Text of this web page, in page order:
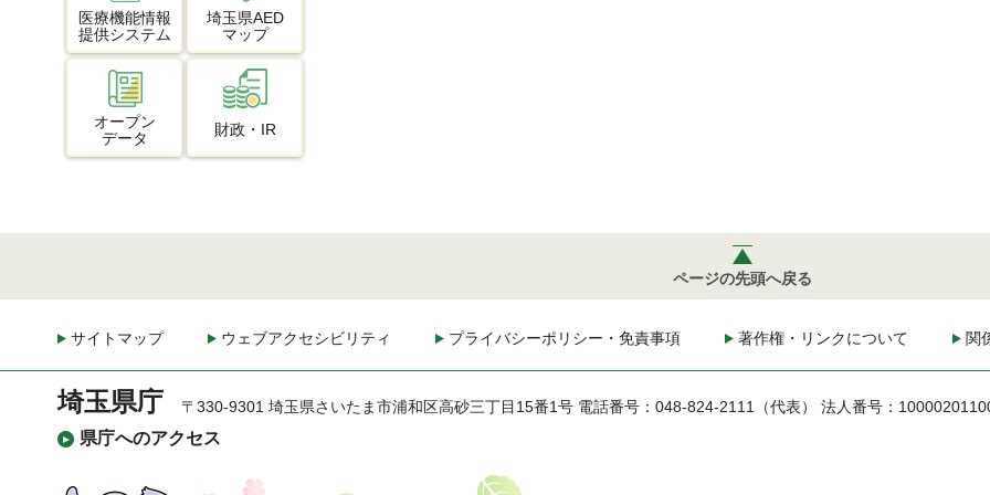
医療機能情報
提供システム
埼玉県AED
マップ
オープン
データ
財政・IR
ページの先頭へ戻る
サイトマップ ウェブアクセシビリティ プライバシーポリシー・免責事項 著作権・リンクについて 関
埼玉県庁
県庁へのアクセス
〒330-9301 埼玉県さいたま市浦和区高砂三丁目15番1号 電話番号：048-824-2111（代表） 法人番号：